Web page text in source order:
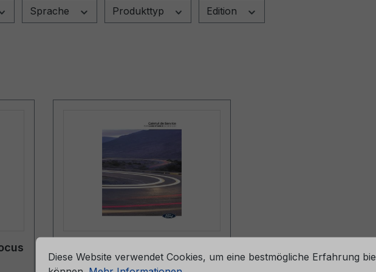
Sprache Produkttyp Edition
06/2024 - Rumänien
Cookie-Voreinstellungen
Informationen ...
Diese Website verwendet Cookies, um eine bestmögliche Erfahrung